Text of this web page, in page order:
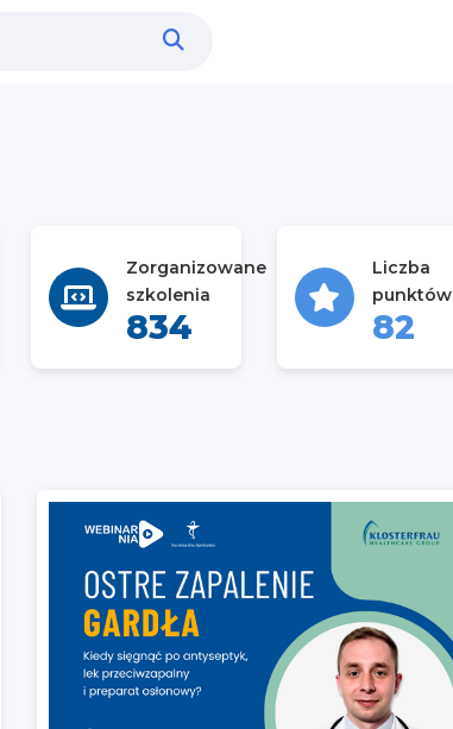
Zorganizowane
szkolenia
834
Liczba
punktów
82